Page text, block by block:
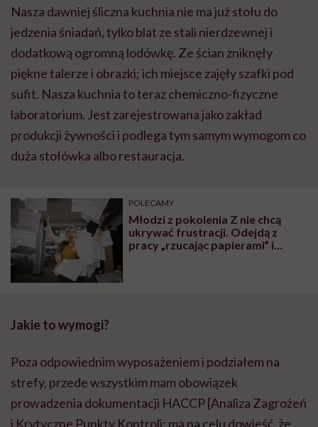
Nasza dawniej śliczna kuchnia nie ma już stołu do
jedzenia śniadań, tylko blat ze stali nierdzewnej i
dodatkową ogromną lodówkę. Ze ścian zniknęły
piękne talerze i obrazki; ich miejsce zajęły szafki pod
sufit. Nasza kuchnia to teraz chemiczno-fizyczne
laboratorium. Jest zarejestrowana jako zakład
produkcji żywności i podlega tym samym wymogom co
duża stołówka albo restauracja.
POLECAMY
Młodzi z pokolenia Z nie chcą
ukrywać frustracji. Odejdą z
pracy „rzucając papierami” i
Jakie to wymogi?
Poza odpowiednim wyposażeniem i podziałem na
strefy, przede wszystkim mam obowiązek
prowadzenia dokumentacji HACCP [Analiza Zagrożeń
i Krytyczne Punkty Kontroli; ma na celu dowieść, że